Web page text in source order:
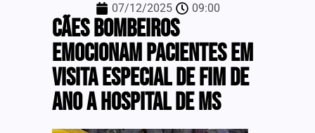
07/12/2025 09:00
Cães Bombeiros
emocionam pacientes em
visita especial de fim de
ano a hospital de MS